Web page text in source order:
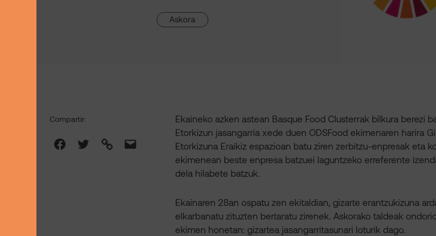
Askora
Compartir:
Facebook Twitter Link Mail
Ekaineko azken astean Basque Food Clusterrak bilkura berezi
Etorkizun jasangarria xede duen ODSFood ekimenaren harira
Etorkizuna Eraikiz espazioan batu ziren zerbitzu-enpresak eta
ekimenean beste enpresa batzuei laguntzeko erreferente
dela hilabete batzuk.
Ekainaren 28an ospatu zen ekitaldian, gizarte erantzukizuna
elkarbanatu zituzten bertaratu zirenek. Askorako taldeak
ekimen honetan: gizartea jasangarritasunari loturik dago.